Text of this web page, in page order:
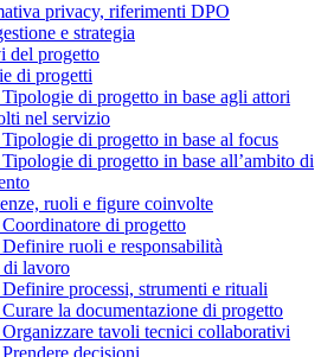
privacy, riferimenti DPO
e strategia
del progetto
di progetti
di progetto in base agli attori
nel servizio
di progetto in base al focus
di progetto in base all’ambito di
ruoli e figure coinvolte
di progetto
ruoli e responsabilità
lavoro
processi, strumenti e rituali
la documentazione di progetto
tavoli tecnici collaborativi
decisioni